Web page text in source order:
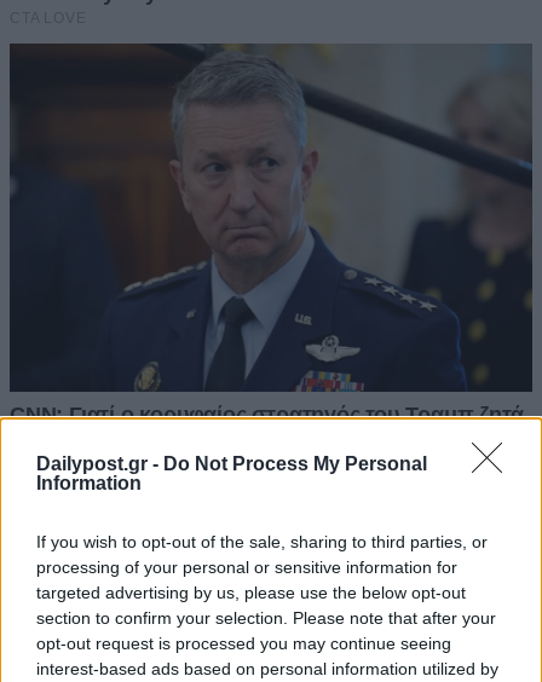
Dailypost.gr - Do Not Process My Personal
Information
If you wish to opt-out of the sale, sharing to third parties, or
processing of your personal or sensitive information for
targeted advertising by us, please use the below opt-out
section to confirm your selection. Please note that after your
opt-out request is processed you may continue seeing
interest-based ads based on personal information utilized by